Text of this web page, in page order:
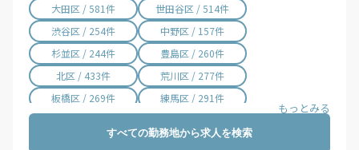
大田区 / 581件
世田谷区 / 514件
渋谷区 / 254件
中野区 / 157件
杉並区 / 244件
豊島区 / 260件
北区 / 433件
荒川区 / 277件
板橋区 / 269件
練馬区 / 291件
江戸川区 / 177件
横浜市神奈川区 / 1件
すべての勤務地から求人を検索